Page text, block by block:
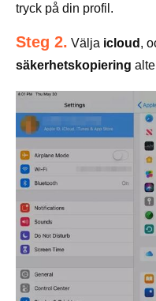
tryck på din profil.
Steg 2. Välja icloud ,
säkerhetskopiering